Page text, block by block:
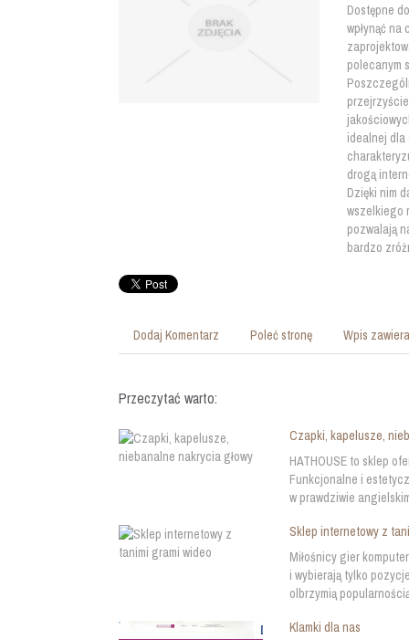
Dostępne
wpłynąć
polecanym
idealnej dla
drogą
Dzięki nim
wszelkiego
pozwalają
bardzo
Dodaj Komentarz Poleć stronę Wpis
Przeczytać warto:
Czapki, kapelusze,
HATHOUSE to sklep
Funkcjonalne i
w prawdziwie
Sklep internetowy z
Miłośnicy gier
i wybierają tylko
olbrzymią
Klamki dla nas